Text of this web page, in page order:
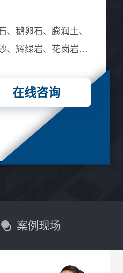
、鹅卵石、膨润土、
、辉绿岩、花岗岩、
在线咨询
案例现场